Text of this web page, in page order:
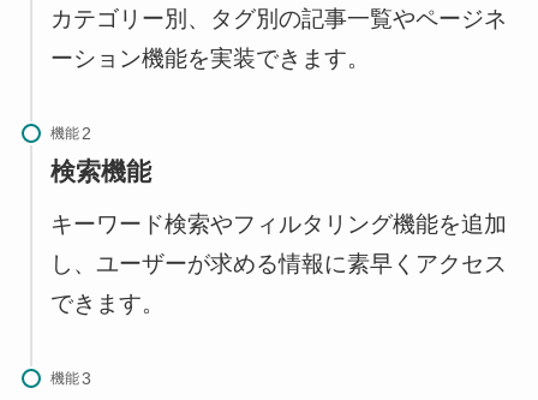
カテゴリー別、タグ別の記事一覧やページネ
ーション機能を実装できます。
機能
検索機能
キーワード検索やフィルタリング機能を追加
し、ユーザーが求める情報に素早くアクセス
できます。
機能